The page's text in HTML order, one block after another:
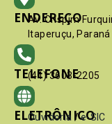
ENDEREÇO
Av. Crispim
Itaperuçu,
TELEFONE
(41) 3603-2205
ELETRÔNICO
Ouvidoria / e-SIC